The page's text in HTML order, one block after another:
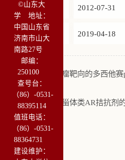
开始日期： 2012-07-31
发布时间： 2019-04-18
上一条：具有肿瘤靶向的多西他
敏感机制研究
下一条：新型非甾体类AR拮抗剂
©山东大
学 地址：
中国山东省
济南市山大
南路27号
邮编：
250100
查号台：
（86）-0531-
88395114
值班电话：
（86）-0531-
88364731
建设维护：